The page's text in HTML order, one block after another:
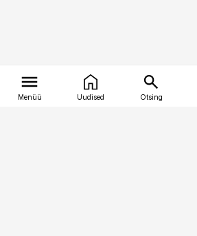
Menüü Uudised Otsing